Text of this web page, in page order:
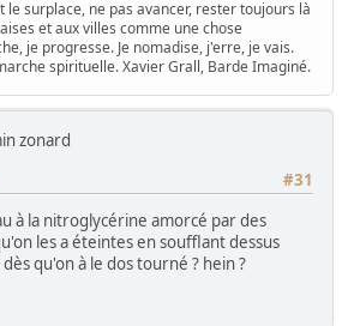
le surplace, ne pas avancer, rester toujours là
et aux villes comme une chose
je progresse. Je nomadise, j'erre, je vais.
spirituelle. Xavier Grall, Barde Imaginé.
zonard
#31
à la nitroglycérine amorcé par des
les a éteintes en soufflant dessus
qu'on à le dos tourné ? hein ?